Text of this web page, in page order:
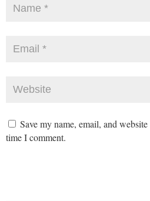
Save my name, email, and
time I comment.